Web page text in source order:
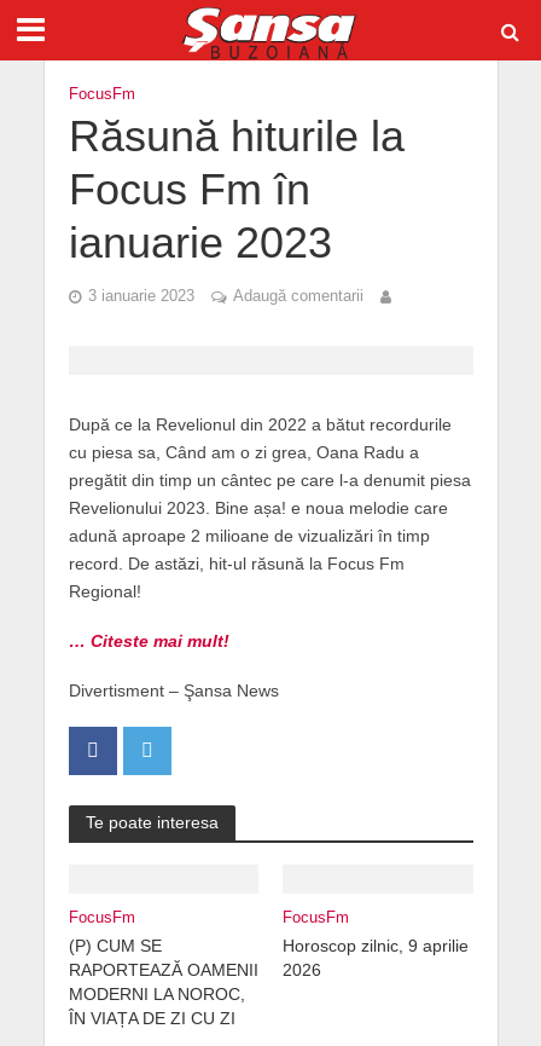
FocusFm
Răsună hiturile la
Focus Fm în
ianuarie 2023
3 ianuarie 2023 Adaugă comentarii
După ce la Revelionul din 2022 a bătut recordurile
cu piesa sa, Când am o zi grea, Oana Radu a
pregătit din timp un cântec pe care l-a denumit piesa
Revelionului 2023. Bine așa! e noua melodie care
adună aproape 2 milioane de vizualizări în timp
record. De astăzi, hit-ul răsună la Focus Fm
Regional!
… Citeste mai mult!
Divertisment – Şansa News
Te poate interesa
FocusFm
(P) CUM SE
RAPORTEAZĂ OAMENII
MODERNI LA NOROC,
ÎN VIAȚA DE ZI CU ZI
FocusFm
Horoscop zilnic, 9 aprilie
2026